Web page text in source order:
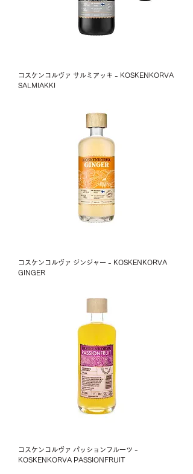
コスケンコルヴァ サルミアッキ - KOSKENKORVA
SALMIAKKI
コスケンコルヴァ ジンジャー - KOSKENKORVA
GINGER
コスケンコルヴァ パッションフルーツ -
KOSKENKORVA PASSIONFRUIT